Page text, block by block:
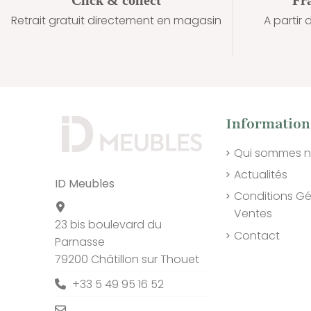
Retrait gratuit directement en magasin A partir
ID Meubles
23 bis boulevard du
Parnasse
79200 Châtillon sur Thouet
+33 5 49 95 16 52
Qui sommes
Actualités
Conditions
Ventes
Contact